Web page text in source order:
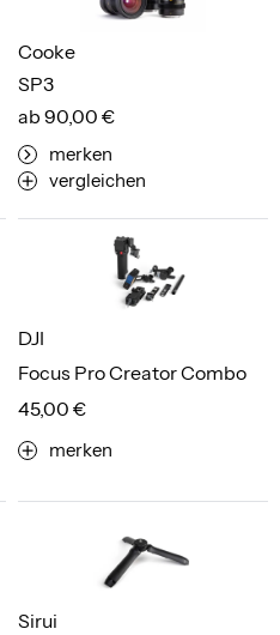
SP3
Cooke
ab 90,00 €
merken
vergleichen
Focus Pro Creator Combo
DJI
45,00 €
merken
Sirui